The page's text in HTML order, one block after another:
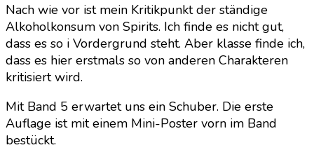
Nach wie vor ist mein Kritikpunkt der ständige
Alkoholkonsum von Spirits. Ich finde es nicht gut,
dass es so i Vordergrund steht. Aber klasse finde ich,
dass es hier erstmals so von anderen Charakteren
kritisiert wird.
Mit Band 5 erwartet uns ein Schuber. Die erste
Auflage ist mit einem Mini-Poster vorn im Band
bestückt.